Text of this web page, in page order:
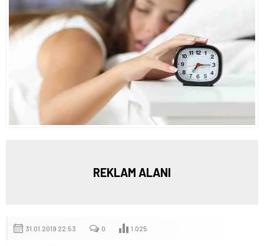
REKLAM ALANI
31.01.2019 22:53 0 1.025